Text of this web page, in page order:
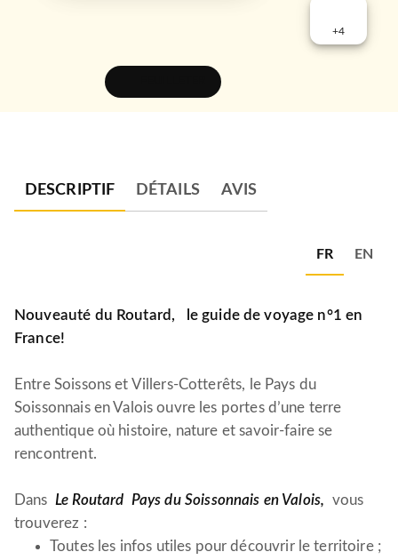
+4
DESCRIPTIF DÉTAILS AVIS
FR EN
Nouveauté du Routard,
le guide de voyage n°1 en
France!
Entre Soissons et Villers-Cotterêts, le Pays du
Soissonnais en Valois ouvre les portes d’une terre
authentique où histoire, nature et savoir-faire se
rencontrent.
Dans Le Routard Pays du Soissonnais en Valois, vous
trouverez :
Toutes les infos utiles pour découvrir le territoire ;